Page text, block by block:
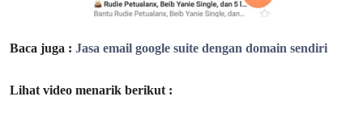
Baca juga : Jasa email google suite dengan domain sendiri
Lihat video menarik berikut :